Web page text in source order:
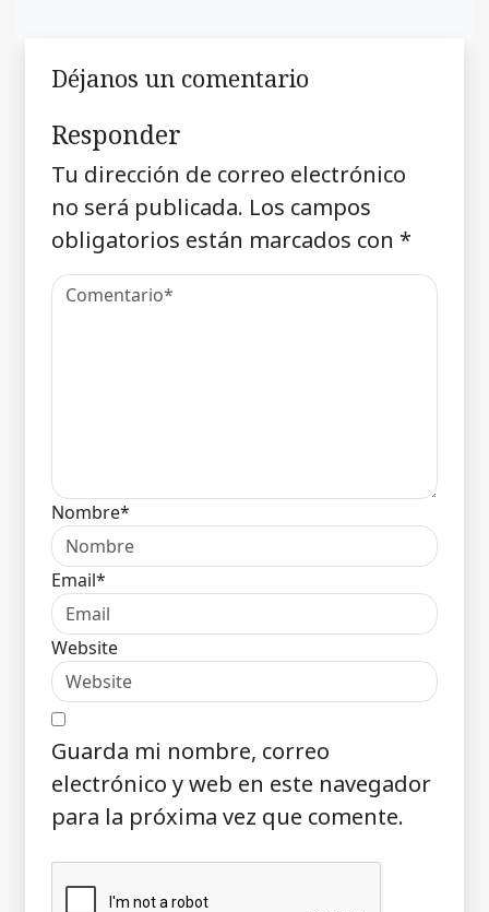
Déjanos un comentario
Responder
Tu dirección de correo electrónico
no será publicada. Los campos
obligatorios están marcados con *
Nombre*
Email*
Website
Guarda mi nombre, correo
electrónico y web en este navegador
para la próxima vez que comente.